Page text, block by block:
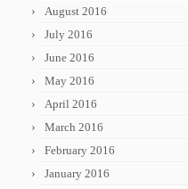
August 2016
July 2016
June 2016
May 2016
April 2016
March 2016
February 2016
January 2016